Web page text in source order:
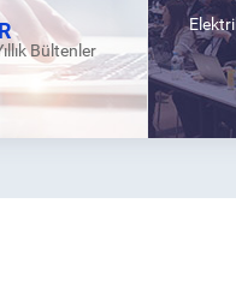
Bültenler